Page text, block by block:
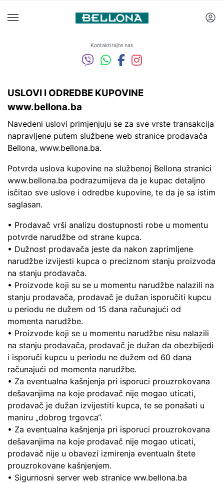
Kontaktirajte nas
USLOVI I ODREDBE KUPOVINE
www.bellona.ba
Navedeni uslovi primjenjuju se za sve vrste transakcija
napravljene putem službene web stranice prodavača
Bellona, www.bellona.ba.
Potvrda uslova kupovine na službenoj Bellona stranici
www.bellona.ba podrazumijeva da je kupac detaljno
isčitao sve uslove i odredbe kupovine, te da je sa istim
saglasan.
• Prodavač vrši analizu dostupnosti robe u momentu
potvrde narudžbe od strane kupca.
• Dužnost prodavača jeste da nakon zaprimljene
narudžbe izvijesti kupca o preciznom stanju proizvoda
na stanju prodavača.
• Proizvode koji su se u momentu narudžbe nalazili na
stanju prodavača, prodavač je dužan isporučiti kupcu
u periodu ne dužem od 15 dana računajući od
momenta narudžbe.
• Proizvode koji se u momentu narudžbe nisu nalazili
na stanju prodavača, prodavač je dužan da obezbijedi
i isporuči kupcu u periodu ne dužem od 60 dana
računajući od momenta narudžbe.
• Za eventualna kašnjenja pri isporuci prouzrokovana
dešavanjima na koje prodavač nije mogao uticati,
prodavač je dužan izvijestiti kupca, te se ponašati u
maniru „dobrog trgovca“.
• Za eventualna kašnjenja pri isporuci prouzrokovana
dešavanjima na koje prodavač nije mogao uticati,
prodavač nije u obavezi izmirenja eventualn štete
prouzrokovane kašnjenjem.
• Sigurnosni server web stranice ww.bellona.ba